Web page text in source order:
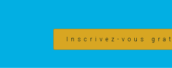
Inscrivez-vous